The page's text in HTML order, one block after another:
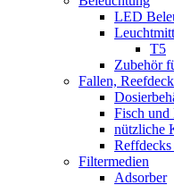
LED
T5
Zubehör
Fallen,
Fisch und
nützliche
Filtermedien
Adsorber